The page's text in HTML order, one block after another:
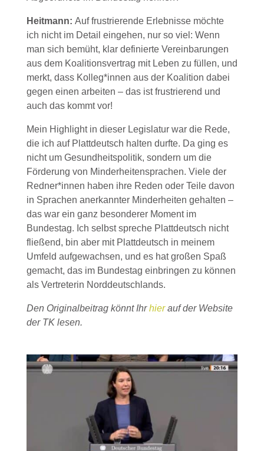
Heitmann: Auf frustrierende Erlebnisse möchte
ich nicht im Detail eingehen, nur so viel: Wenn
man sich bemüht, klar definierte Vereinbarungen
aus dem Koalitionsvertrag mit Leben zu füllen, und
merkt, dass Kolleg*innen aus der Koalition dabei
gegen einen arbeiten – das ist frustrierend und
auch das kommt vor!
Mein Highlight in dieser Legislatur war die Rede,
die ich auf Plattdeutsch halten durfte. Da ging es
nicht um Gesundheitspolitik, sondern um die
Förderung von Minderheitensprachen. Viele der
Redner*innen haben ihre Reden oder Teile davon
in Sprachen anerkannter Minderheiten gehalten –
das war ein ganz besonderer Moment im
Bundestag. Ich selbst spreche Plattdeutsch nicht
fließend, bin aber mit Plattdeutsch in meinem
Umfeld aufgewachsen, und es hat großen Spaß
gemacht, das im Bundestag einbringen zu können
als Vertreterin Norddeutschlands.
Den Originalbeitrag könnt Ihrhierauf der Website
der TK lesen.